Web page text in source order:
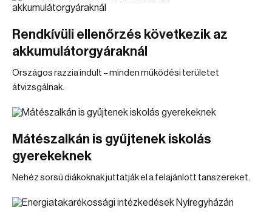
Rendkívüli ellenőrzés következik az
akkumulátorgyáraknál
Országos razzia indult – minden működési területet
átvizsgálnak.
Mátészalkán is gyűjtenek iskolás
gyerekeknek
Nehéz sorsú diákoknak juttatják el a felajánlott tanszereket.